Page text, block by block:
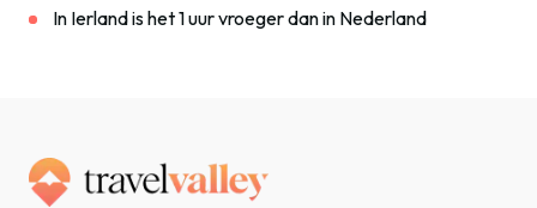
In Ierland is het 1 uur vroeger dan in Nederland